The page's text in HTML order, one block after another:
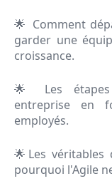
🌟 Comment
garder une
croissance.
🌟 Les
entreprise en
employés.
🌟Les véritables
pourquoi l'Agile